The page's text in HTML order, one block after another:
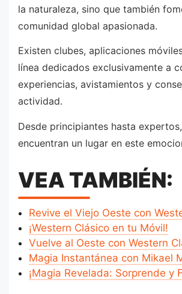
la naturaleza, sino que también
comunidad global apasionada.
Existen clubes, aplicaciones
línea dedicados exclusivamente a
experiencias, avistamientos y
actividad.
Desde principiantes hasta
encuentran un lugar en este
VEA TAMBIÉN:
Revive el Viejo Oeste con
¡Western Clásico en tu Móvil!
Vuelve al Oeste con Western
Magia Instantánea con Mikael
¡Magia Revelada: Sorprende y